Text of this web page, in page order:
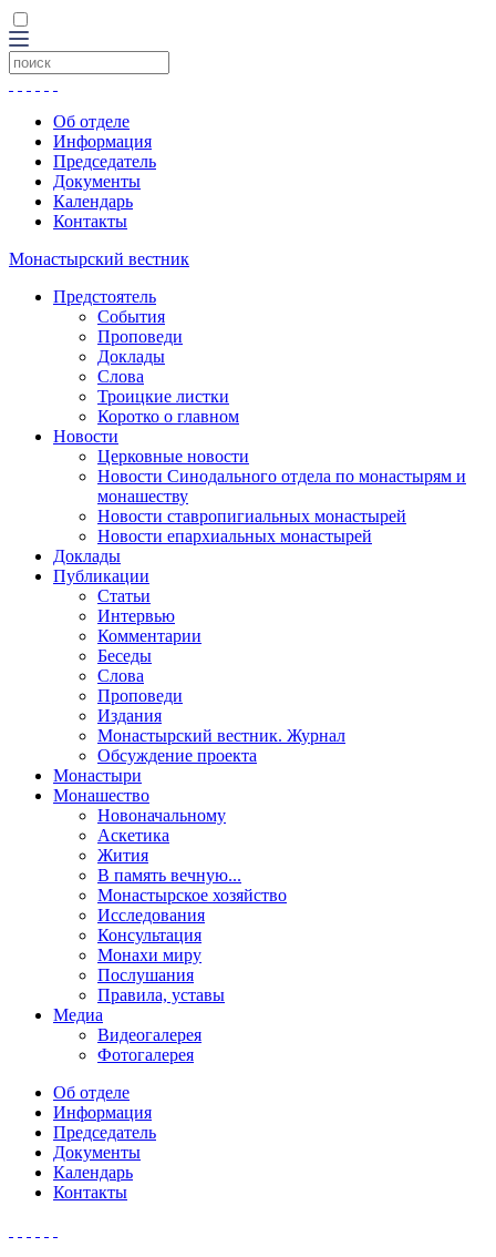
Об отделе
Информация
Председатель
Документы
Календарь
Контакты
Монастырский вестник
Предстоятель
События
Проповеди
Доклады
Слова
Троицкие листки
Коротко о главном
Новости
Церковные новости
Новости Синодального отдела по монастырям и
монашеству
Новости ставропигиальных монастырей
Новости епархиальных монастырей
Доклады
Публикации
Статьи
Интервью
Комментарии
Беседы
Слова
Проповеди
Издания
Монастырский вестник. Журнал
Обсуждение проекта
Монастыри
Монашество
Новоначальному
Аскетика
Жития
В память вечную...
Монастырское хозяйство
Исследования
Консультация
Монахи миру
Послушания
Правила, уставы
Медиа
Видеогалерея
Фотогалерея
Об отделе
Информация
Председатель
Документы
Календарь
Контакты